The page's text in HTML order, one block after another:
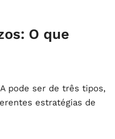
O que
pode ser de três tipos,
estratégias de